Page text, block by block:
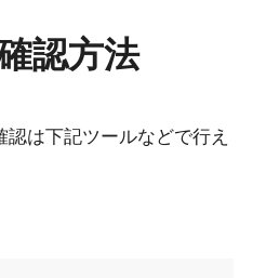
認方法
は下記ツールなどで行え